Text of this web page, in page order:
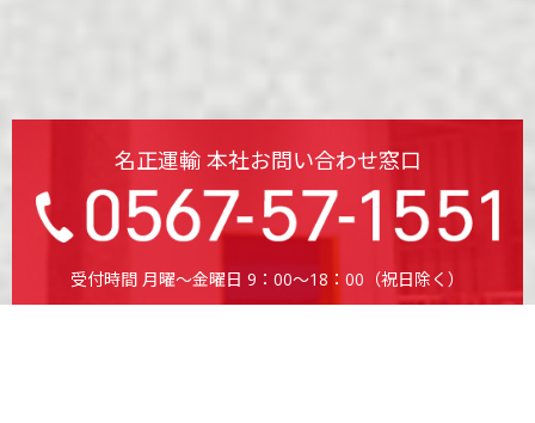
名正運輸 本社お問い合わせ窓口
受付時間 月曜〜金曜日 9：00〜18：00（祝日除く）